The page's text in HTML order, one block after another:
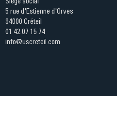
Siège social
5 rue d'Estienne d'Orves
94000 Créteil
01 42 07 15 74
info@uscreteil.com